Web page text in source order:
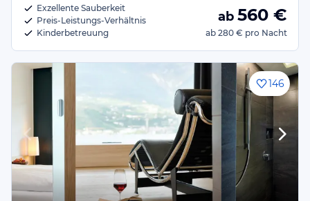
Exzellente Sauberkeit
Preis-Leistungs-Verhältnis
Kinderbetreuung
ab 560 €
ab 280 € pro Nacht
146